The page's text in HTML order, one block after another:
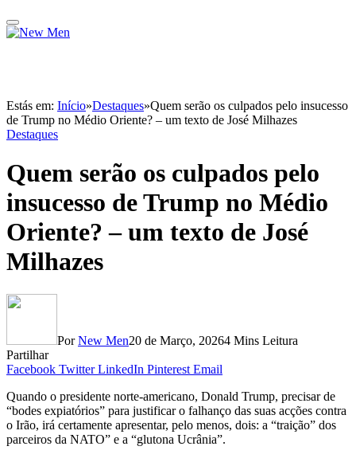
Estás em: Início»Destaques»Quem serão os culpados pelo insucesso
de Trump no Médio Oriente? – um texto de José Milhazes
Destaques
Quem serão os culpados pelo
insucesso de Trump no Médio
Oriente? – um texto de José
Milhazes
Por New Men20 de Março, 20264 Mins Leitura
Partilhar
Facebook Twitter LinkedIn Pinterest Email
Quando o presidente norte-americano, Donald Trump, precisar de
“bodes expiatórios” para justificar o falhanço das suas acções contra
o Irão, irá certamente apresentar, pelo menos, dois: a “traição” dos
parceiros da NATO” e a “glutona Ucrânia”.